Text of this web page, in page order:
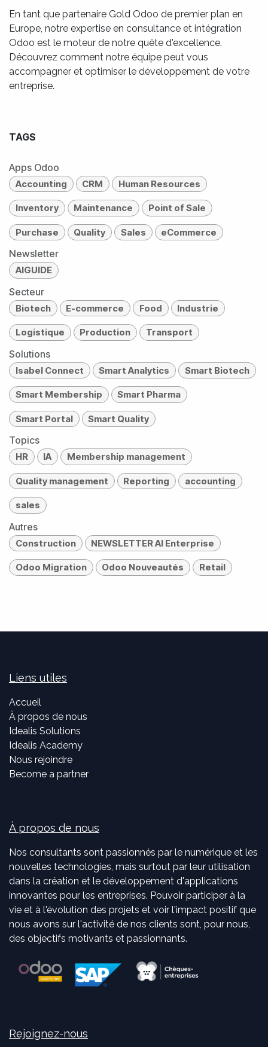
En tant que partenaire Gold Odoo de premier plan en
Europe, notre expertise en consultance et intégration
Odoo est le moteur de notre quête d'excellence.
Découvrez comment notre équipe peut vous
accompagner et optimiser le développement de votre
entreprise.
TAGS
Apps Odoo
Accounting CRM Human Resources
Inventory Maintenance Point of Sale
Purchase Quality Sales eCommerce
Newsletter
AIGUIDE
Secteur
Biotech E-commerce Food Industrie
Logistique Production Transport
Solutions
Isabel Connect Smart Analytics Smart Biotech
Smart Membership Smart Pharma
Smart Portal Smart Quality
Topics
HR IA Membership management
Quality management Reporting accounting
sales
Autres
Construction NEWSLETTER AI Enterprise
Odoo Migration Odoo Nouveautés Retail
Liens utiles
Accueil
À propos de nous
Idealis Solutions
Idealis Academy
Nous rejoindre
Become a partner
À propos de nous
Nos consultants sont passionnés par le numérique et les
nouvelles technologies, mais surtout par leur utilisation
dans la création et le développement d'applications
innovantes pour les entreprises. Pouvoir participer à la
vie et à l'évolution des projets et voir l'impact positif que
nous avons sur l'activité de nos clients sont, pour nous,
des objectifs motivants et passionnants.
Rejoignez-nous